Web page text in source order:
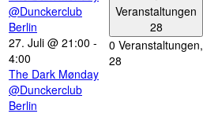
@Dunckerclub
Berlin
27. Juli @ 21:00 -
4:00
The Dark Mønday
@Dunckerclub
Berlin
Veranstaltungen
28
0 Veranstaltungen,
28